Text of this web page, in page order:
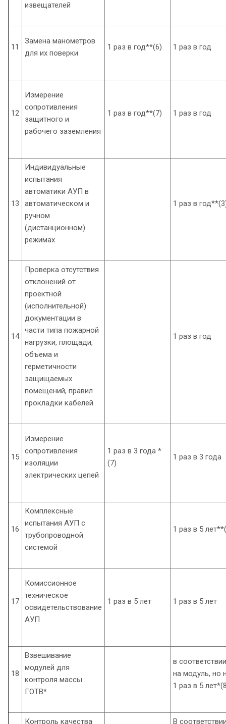
извещателей
11
Замена манометров
для их поверки
1 раз в год**(6) 1 раз в год
12
Измерение
сопротивления
защитного и
рабочего заземления
1 раз в год**(7) 1 раз в год
13
Индивидуальные
испытания
автоматики АУП в
автоматическом и
ручном
(дистанционном)
режимах
1 раз в
14
Проверка отсутствия
отклонений от
проектной
(исполнительной)
документации в
части типа пожарной
нагрузки, площади,
объема и
герметичности
защищаемых
помещений, правил
прокладки кабелей
1 раз в год
15
Измерение
сопротивления
изоляции
электрических цепей
1 раз в 3 года *
(7)
1 раз в 3 года
16
Комплексные
испытания АУП с
трубопроводной
системой
1 раз в 5
17
Комиссионное
техническое
освидетельствование
АУП
1 раз в 5 лет 1 раз в 5 лет
18
Взвешивание
модулей для
контроля массы
ГОТВ*
в
на модуль, но
1 раз в 5
Контроль качества В